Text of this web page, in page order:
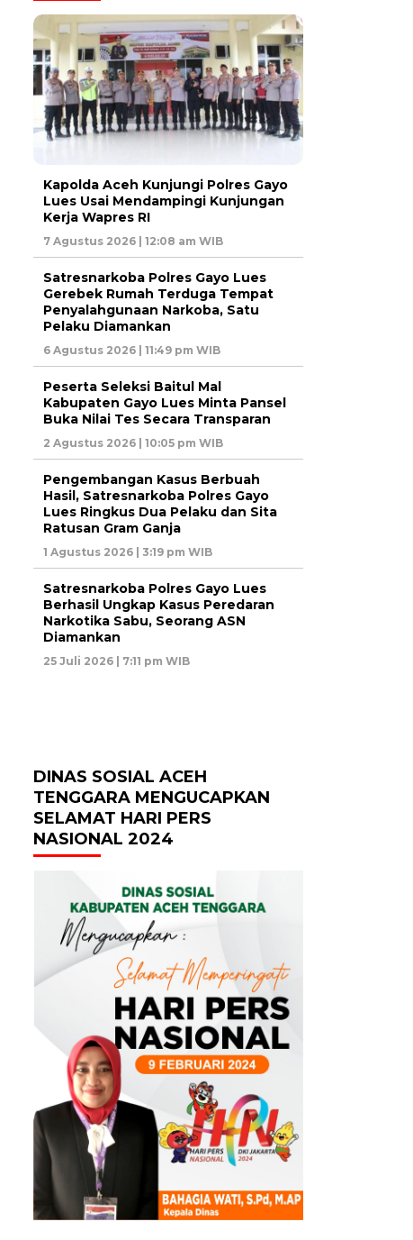
Kapolda Aceh Kunjungi Polres Gayo
Lues Usai Mendampingi Kunjungan
Kerja Wapres RI
7 Agustus 2026 | 12:08 am WIB
Satresnarkoba Polres Gayo Lues
Gerebek Rumah Terduga Tempat
Penyalahgunaan Narkoba, Satu
Pelaku Diamankan
6 Agustus 2026 | 11:49 pm WIB
Peserta Seleksi Baitul Mal
Kabupaten Gayo Lues Minta Pansel
Buka Nilai Tes Secara Transparan
2 Agustus 2026 | 10:05 pm WIB
Pengembangan Kasus Berbuah
Hasil, Satresnarkoba Polres Gayo
Lues Ringkus Dua Pelaku dan Sita
Ratusan Gram Ganja
1 Agustus 2026 | 3:19 pm WIB
Satresnarkoba Polres Gayo Lues
Berhasil Ungkap Kasus Peredaran
Narkotika Sabu, Seorang ASN
Diamankan
25 Juli 2026 | 7:11 pm WIB
DINAS SOSIAL ACEH
TENGGARA MENGUCAPKAN
SELAMAT HARI PERS
NASIONAL 2024